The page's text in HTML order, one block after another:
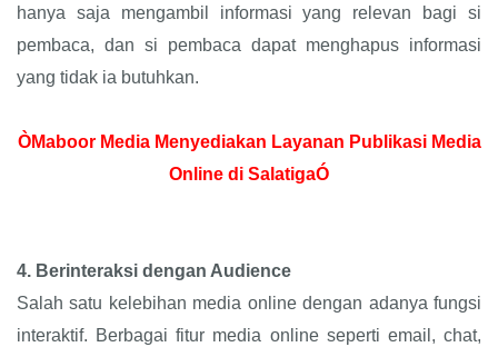
hanya saja mengambil informasi yang relevan bagi si
pembaca, dan si pembaca dapat menghapus informasi
yang tidak ia butuhkan.
ÒMaboor Media Menyediakan Layanan Publikasi Media
Online di SalatigaÓ
4. Berinteraksi dengan Audience
Salah satu kelebihan media online dengan adanya fungsi
interaktif. Berbagai fitur media online seperti email, chat,